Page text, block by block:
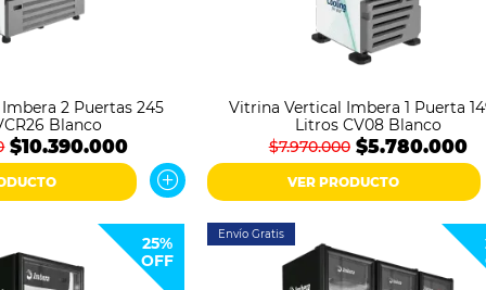
2 Puertas 245
Blanco
$10.390.000
Vitrina Vertical Imbera 1 Puerta
Litros CV08 Blanco
$7.970.000 $5.780.000
VER PRODUCTO
25%
OFF
Envío Gratis